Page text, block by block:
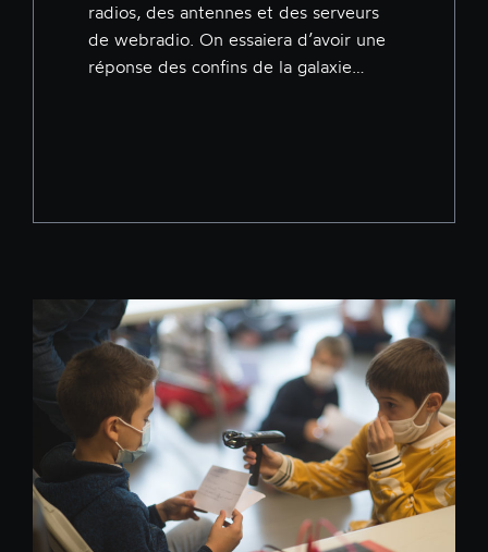
radios, des antennes et des serveurs
de webradio. On essaiera d’avoir une
réponse des confins de la galaxie…